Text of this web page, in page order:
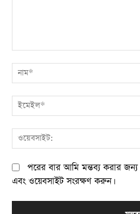
মন্তব্য:
পরের বার আমি মন্তব্য করার
এবং ওয়েবসাইট সংরক্ষণ করুন।